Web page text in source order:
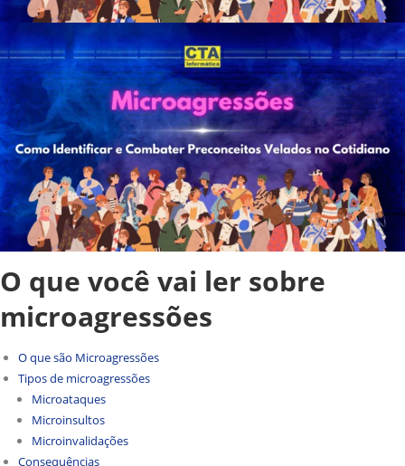
O que você vai ler sobre
microagressões
O que são Microagressões
Tipos de microagressões
Microataques
Microinsultos
Microinvalidações
Consequências